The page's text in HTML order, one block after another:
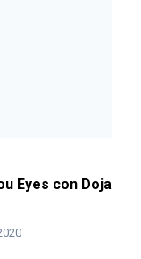
Eyes con Doja